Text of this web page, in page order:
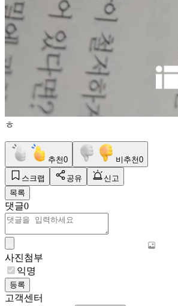
ㅎ
추천0 비추천0
스크랩 공유
신고
목록
댓글0
사진첨부
익명
등록
고객센터